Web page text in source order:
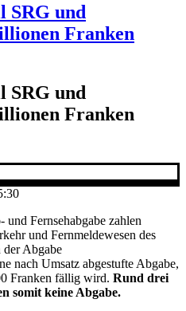
SRG und
Franken
SRG und
Franken
Fernsehabgabe zahlen
und Fernmeldewesen des
Abgabe
nach Umsatz abgestufte Abgabe,
Franken fällig wird. Rund drei
somit keine Abgabe.